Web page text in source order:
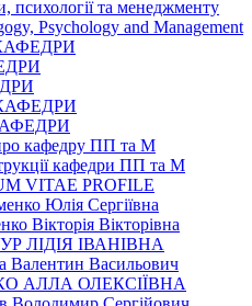
психології та менеджменту
Psychology and Management
кафедру ПП та М
кафедри ПП та М
VITAE PROFILE
Юлія Сергіївна
Вікторія Вікторівна
ЛІДІЯ ІВАНІВНА
Валентин Васильович
АЛЛА ОЛЕКСІЇВНА